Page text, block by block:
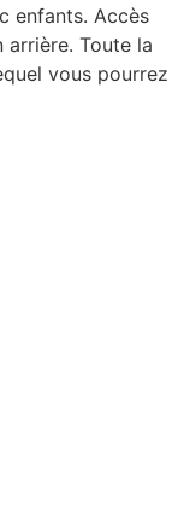
enfants. Accès
Toute la
vous pourrez